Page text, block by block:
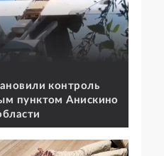
контроль
пунктом Анискино